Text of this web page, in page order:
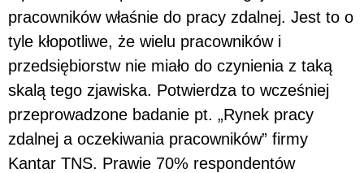
pracowników właśnie do pracy zdalnej. Jest to o
tyle kłopotliwe, że wielu pracowników i
przedsiębiorstw nie miało do czynienia z taką
skalą tego zjawiska. Potwierdza to wcześniej
przeprowadzone badanie pt. „Rynek pracy
zdalnej a oczekiwania pracowników” firmy
Kantar TNS. Prawie 70% respondentów